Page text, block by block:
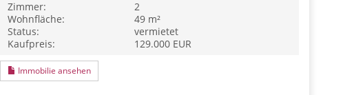
Zimmer:
2
Wohnfläche:
49 m²
Status:
vermietet
Kaufpreis:
129.000 EUR
Immobilie ansehen